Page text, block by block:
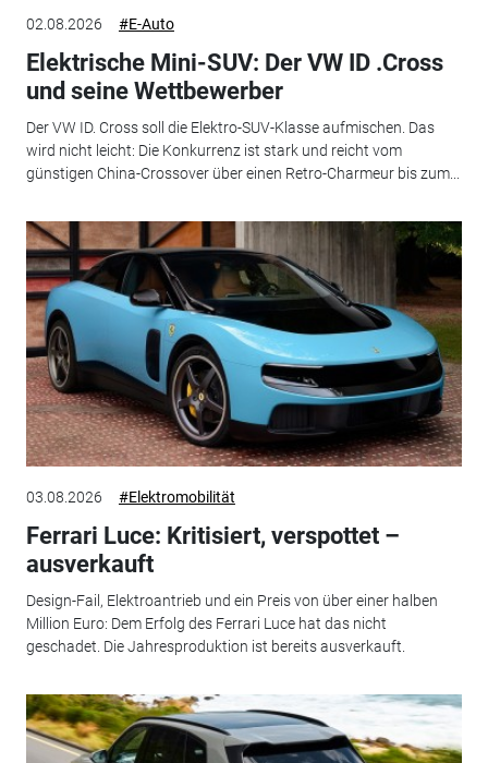
02.08.2026 #E-Auto
Elektrische Mini-SUV: Der VW ID .Cross
und seine Wettbewerber
Der VW ID. Cross soll die Elektro-SUV-Klasse aufmischen. Das
wird nicht leicht: Die Konkurrenz ist stark und reicht vom
günstigen China-Crossover über einen Retro-Charmeur bis zum...
03.08.2026 #Elektromobilität
Ferrari Luce: Kritisiert, verspottet –
ausverkauft
Design-Fail, Elektroantrieb und ein Preis von über einer halben
Million Euro: Dem Erfolg des Ferrari Luce hat das nicht
geschadet. Die Jahresproduktion ist bereits ausverkauft.